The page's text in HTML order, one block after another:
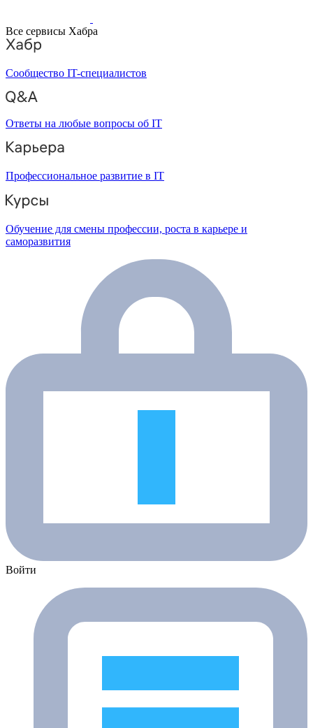
Все сервисы Хабра
Сообщество IT-специалистов
Ответы на любые вопросы об IT
Профессиональное развитие в IT
Обучение для смены профессии, роста в карьере и
саморазвития
Войти